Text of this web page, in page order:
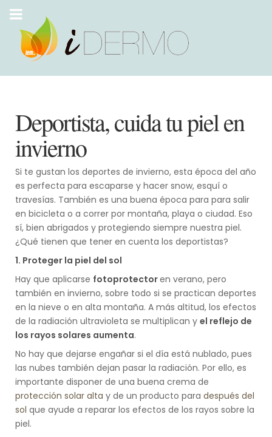
Deportista, cuida tu piel en
invierno
Si te gustan los deportes de invierno, esta época del año
es perfecta para escaparse y hacer snow, esquí o
travesías. También es una buena época para para salir
en bicicleta o a correr por montaña, playa o ciudad. Eso
sí, bien abrigados y protegiendo siempre nuestra piel.
¿Qué tienen que tener en cuenta los deportistas?
1. Proteger la piel del sol
Hay que aplicarse fotoprotectoren verano, pero
también en invierno, sobre todo si se practican deportes
en la nieve o en alta montaña. A más altitud, los efectos
de la radiación ultravioleta se multiplican y el reflejo de
los rayos solares aumenta.
No hay que dejarse engañar si el día está nublado, pues
las nubes también dejan pasar la radiación. Por ello, es
importante disponer de una buena crema de
protección solar alta y de un producto para después del
sol que ayude a reparar los efectos de los rayos sobre la
piel.